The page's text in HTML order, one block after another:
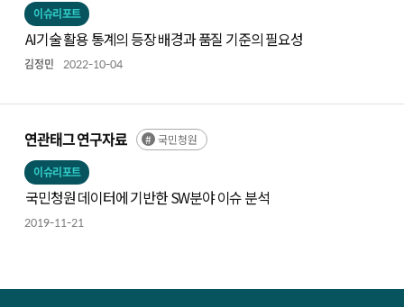
이슈리포트
AI기술 활용 통계의 등장 배경과 품질 기준의 필요성
김정민 2022-10-04
연관태그 연구자료 국민청원
이슈리포트
국민청원 데이터에 기반한 SW분야 이슈 분석
2019-11-21